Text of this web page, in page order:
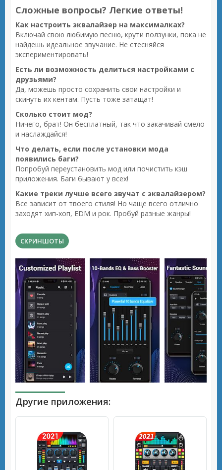
Сложные вопросы? Легкие ответы!
Как настроить эквалайзер на максималках?
Включай свою любимую песню, крути ползунки, пока не
найдешь идеальное звучание. Не стесняйся
экспериментировать!
Есть ли возможность делиться настройками с
друзьями?
Да, можешь просто сохранить свои настройки и
скинуть их кентам. Пусть тоже затащат!
Сколько стоит мод?
Ничего, брат! Он бесплатный, так что закачивай смело
и наслаждайся!
Что делать, если после установки мода
появились баги?
Попробуй переустановить мод или почистить кэш
приложения. Баги бывают у всех!
Какие треки лучше всего звучат с эквалайзером?
Все зависит от твоего стиля! Но чаще всего отлично
заходят хип-хоп, EDM и рок. Пробуй разные жанры!
СКРИНШОТЫ
Другие приложения: